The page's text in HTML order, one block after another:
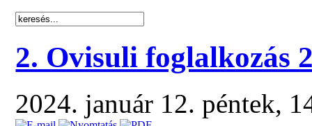
2. Ovisuli foglalkozás
2024. január 12. péntek,